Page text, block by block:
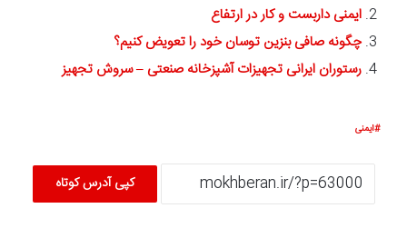
ایمنی داربست و کار در ارتفاع
چگونه صافی بنزین توسان خود را تعویض کنیم؟
رستوران ایرانی تجهیزات آشپزخانه صنعتی – سروش تجهیز
ایمنی
کپی آدرس کوتاه